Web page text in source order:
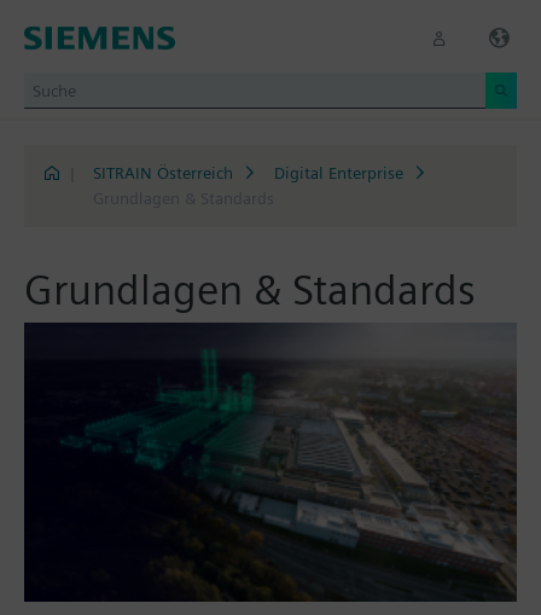
SITRAIN Österreich
Digital Enterprise
Grundlagen & Standards
Grundlagen & Standards